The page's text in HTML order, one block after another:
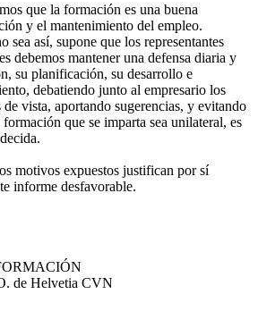
que la formación es una buena
y el mantenimiento del empleo.
sea así, supone que los representantes
debemos mantener una defensa diaria y
su planificación, su desarrollo e
debatiendo junto al empresario los
vista, aportando sugerencias, y evitando
que se imparta sea unilateral, es
motivos expuestos justifican por sí
informe desfavorable.
de Helvetia CVN